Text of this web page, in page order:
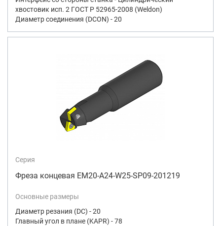
хвостовик исп. 2 ГОСТ Р 52965-2008 (Weldon)
Диаметр соединения (DCON) - 20
Серия
Фреза концевая EM20-A24-W25-SP09-201219
Основные размеры
Диаметр резания (DC) - 20
Главный угол в плане (KAPR) - 78